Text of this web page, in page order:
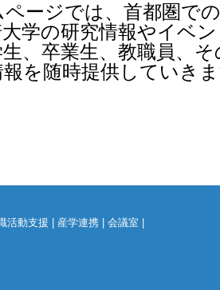
ージでは、 首都圏で
学の研究情報やイベ
、卒業生、教職員、
を随時提供していき
活動支援 産学連携 会議室